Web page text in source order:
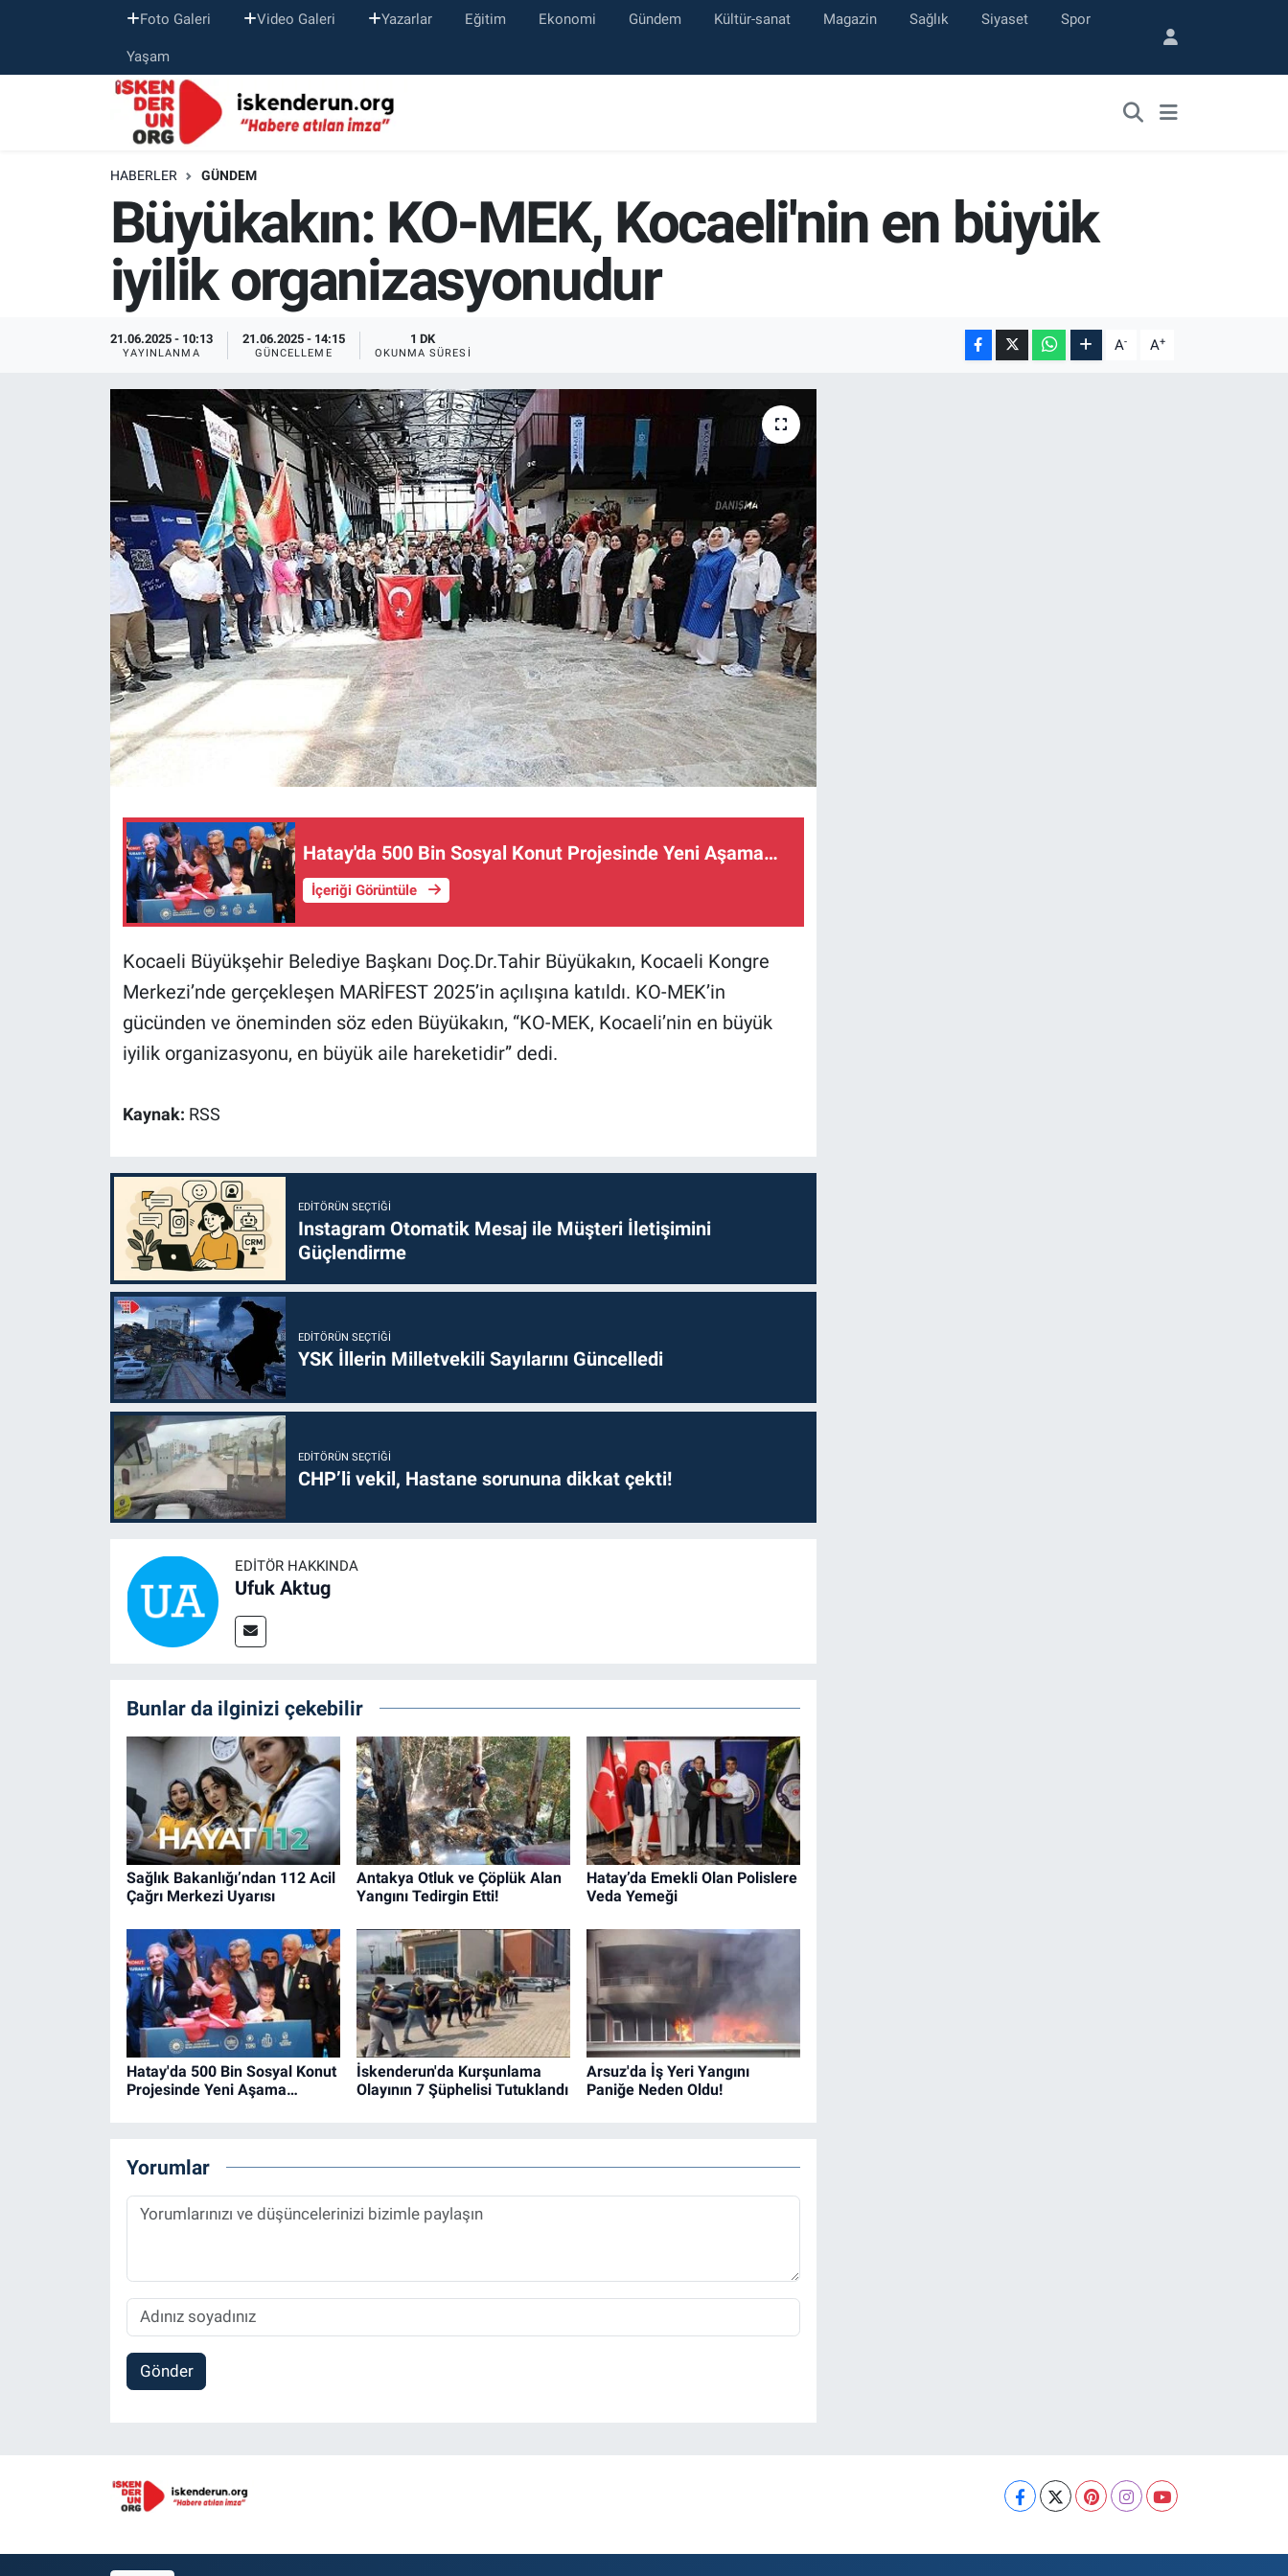
Foto Galeri Video Galeri Yazarlar Eğitim Ekonomi Gündem Kültür-sanat Magazin Sağlık Siyaset Spor
Yaşam
HABERLER GÜNDEM
Büyükakın: KO-MEK, Kocaeli'nin en büyük
iyilik organizasyonudur
21.06.2025 - 10:13
YAYINLANMA
21.06.2025 - 14:15
GÜNCELLEME
1 DK
OKUNMA SÜRESI A- A+
Hatay'da 500 Bin Sosyal Konut Projesinde Yeni Aşama…
İçeriği Görüntüle
Kocaeli Büyükşehir Belediye Başkanı Doç.Dr.Tahir Büyükakın, Kocaeli Kongre
Merkezi’nde gerçekleşen MARİFEST 2025’in açılışına katıldı. KO-MEK’in
gücünden ve öneminden söz eden Büyükakın, “KO-MEK, Kocaeli’nin en büyük
iyilik organizasyonu, en büyük aile hareketidir” dedi.
Kaynak: RSS
EDITÖRÜN SEÇTIĞI
Instagram Otomatik Mesaj ile Müşteri İletişimini
Güçlendirme
EDITÖRÜN SEÇTIĞI
YSK İllerin Milletvekili Sayılarını Güncelledi
EDITÖRÜN SEÇTIĞI
CHP’li vekil, Hastane sorununa dikkat çekti!
EDITÖR HAKKINDA
Ufuk Aktug
Bunlar da ilginizi çekebilir
Sağlık Bakanlığı’ndan 112 Acil
Çağrı Merkezi Uyarısı
Antakya Otluk ve Çöplük Alan
Yangını Tedirgin Etti!
Hatay’da Emekli Olan Polislere
Veda Yemeği
Hatay'da 500 Bin Sosyal Konut
Projesinde Yeni Aşama…
İskenderun'da Kurşunlama
Olayının 7 Şüphelisi Tutuklandı
Arsuz'da İş Yeri Yangını
Paniğe Neden Oldu!
Yorumlar
Gönder